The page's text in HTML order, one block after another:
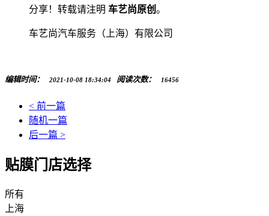
分享！转载请注明 车艺尚原创 。
车艺尚汽车服务（上海）有限公司
编辑时间： 2021-10-08 18:34:04 阅读次数： 16456
< 前一篇
随机一篇
后一篇 >
贴膜门店选择
所有
上海